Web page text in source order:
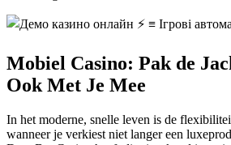
Mobiel Casino: Pak de
Ook Met Je Mee
In het moderne, snelle leven is de
wanneer je verkiest niet langer een